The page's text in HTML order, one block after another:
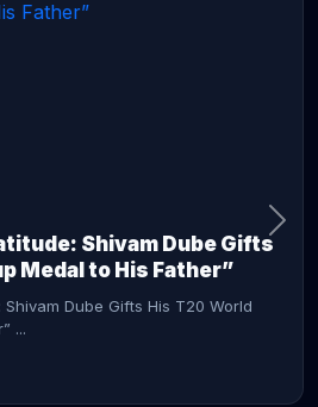
Shivam Dube Gifts
Medal to His Father”
Dube Gifts His T20 World
...